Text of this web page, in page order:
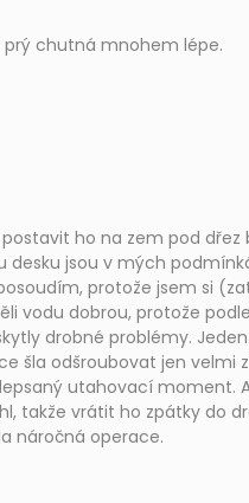
5 stars.
prý chutná mnohem lépe.
5 stars.
ho na zem pod
jsou v mých
protože jsem si
vodu dobrou, protože
drobné problémy.
šla odšroubovat jen velmi
utahovací moment.
takže vrátit ho zpátky do
náročná operace.